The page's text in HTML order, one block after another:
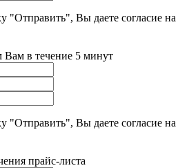
"Отправить", Вы даете согласие на
в течение 5 минут
"Отправить", Вы даете согласие на
прайс-листа